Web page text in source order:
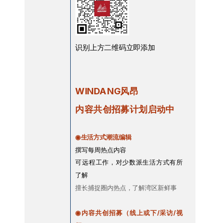
识别上方二维码立即添加
WINDANG风昂
内容共创招募计划启动中
◉生活方式潮流编辑
撰写每周热点内容
可远程工作，对少数派生活方式有所
了解
擅长捕捉圈内热点，了解湾区新鲜事
◉内容共创招募（线上或下/采访/视